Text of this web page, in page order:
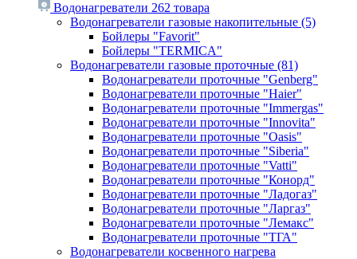
Водонагреватели 262 товара
Водонагреватели газовые накопительные (5)
Бойлеры "Favorit"
Бойлеры "TERMICA"
Водонагреватели газовые проточные (81)
Водонагреватели проточные "Genberg"
Водонагреватели проточные "Haier"
Водонагреватели проточные "Immergas"
Водонагреватели проточные "Innovita"
Водонагреватели проточные "Oasis"
Водонагреватели проточные "Siberia"
Водонагреватели проточные "Vatti"
Водонагреватели проточные "Конорд"
Водонагреватели проточные "Ладогаз"
Водонагреватели проточные "Ларгаз"
Водонагреватели проточные "Лемакс"
Водонагреватели проточные "ТГА"
Водонагреватели косвенного нагрева